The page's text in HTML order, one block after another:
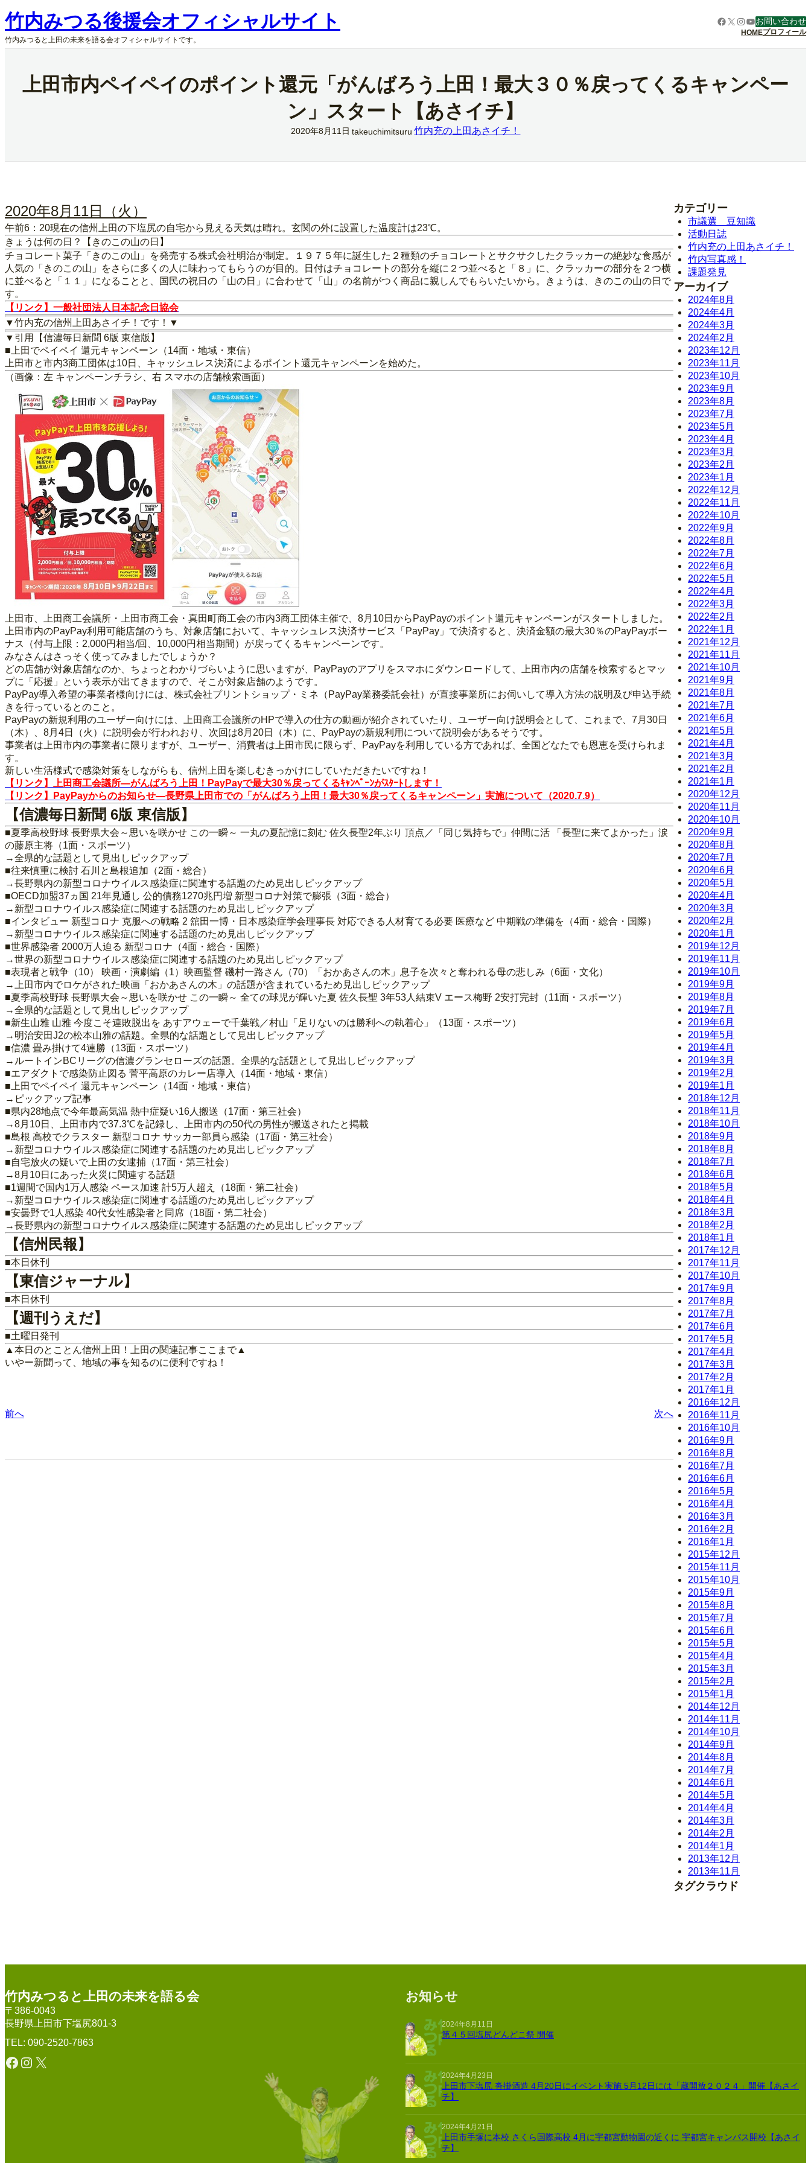
内
容
を
ス
竹内みつる後援会オフィシャルサイト
竹内みつると上田の未来を語る会オフィシャルサイトです。
Facebook
X Instagram
YouTube
お問い合わせ
HOMEプロフィール
上田市内ペイペイのポイント還元「がんばろう上田！最大３０％戻ってくるキャンペー
ン」スタート【あさイチ】
2020年8月11日 takeuchimitsuru 竹内充の上田あさイチ！
2020年8月11日（火）
午前6：20現在の信州上田の下塩尻の自宅から見える天気は晴れ。玄関の外に設置した温度計は23℃。
きょうは何の日？【きのこの山の日】
チョコレート菓子「きのこの山」を発売する株式会社明治が制定。１９７５年に誕生した２種類のチョコレートとサクサクしたクラッカーの絶妙な食感が
人気の「きのこの山」をさらに多くの人に味わってもらうのが目的。日付はチョコレートの部分を縦に２つ並べると「８」に、クラッカーの部分を２つ横
に並べると「１１」になることと、国民の祝日の「山の日」に合わせて「山」の名前がつく商品に親しんでもらいたいから。きょうは、きのこの山の日で
す。
【リンク】一般社団法人日本記念日協会
▼竹内充の信州上田あさイチ！です！▼
▼引用【信濃毎日新聞 6版 東信版】
■上田でペイペイ 還元キャンペーン（14面・地域・東信）
上田市と市内3商工団体は10日、キャッシュレス決済によるポイント還元キャンペーンを始めた。
（画像：左 キャンペーンチラシ、右 スマホの店舗検索画面）
上田市、上田商工会議所・上田市商工会・真田町商工会の市内3商工団体主催で、8月10日からPayPayのポイント還元キャンペーンがスタートしました。
上田市内のPayPay利用可能店舗のうち、対象店舗において、キャッシュレス決済サービス「PayPay」で決済すると、決済金額の最大30％のPayPayボー
ナス（付与上限：2,000円相当/回、10,000円相当期間）が戻ってくるキャンペーンです。
みなさんはさっそく使ってみましたでしょうか？
どの店舗が対象店舗なのか、ちょっとわかりづらいように思いますが、PayPayのアプリをスマホにダウンロードして、上田市内の店舗を検索するとマッ
プに「応援」という表示が出てきますので、そこが対象店舗のようです。
PayPay導入希望の事業者様向けには、株式会社プリントショップ・ミネ（PayPay業務委託会社）が直接事業所にお伺いして導入方法の説明及び申込手続
きを行っているとのこと。
PayPayの新規利用のユーザー向けには、上田商工会議所のHPで導入の仕方の動画が紹介されていたり、ユーザー向け説明会として、これまで、7月30日
（木）、8月4日（火）に説明会が行われおり、次回は8月20日（木）に、PayPayの新規利用について説明会があるそうです。
事業者は上田市内の事業者に限りますが、ユーザー、消費者は上田市民に限らず、PayPayを利用している方であれば、全国どなたでも恩恵を受けられま
す。
新しい生活様式で感染対策をしながらも、信州上田を楽しむきっかけにしていただきたいですね！
【リンク】上田商工会議所―がんばろう上田！PayPayで最大30％戻ってくるｷｬﾝﾍﾟｰﾝがｽﾀｰﾄします！
【リンク】PayPayからのお知らせ―長野県上田市での「がんばろう上田！最大30％戻ってくるキャンペーン」実施について（2020.7.9）
【信濃毎日新聞 6版 東信版】
■夏季高校野球 長野県大会～思いを咲かせ この一瞬～ 一丸の夏記憶に刻む 佐久長聖2年ぶり 頂点／「同じ気持ちで」仲間に活 「長聖に来てよかった」涙
の藤原主将（1面・スポーツ）
→全県的な話題として見出しピックアップ
■往来慎重に検討 石川と島根追加（2面・総合）
→長野県内の新型コロナウイルス感染症に関連する話題のため見出しピックアップ
■OECD加盟37ヵ国 21年見通し 公的債務1270兆円増 新型コロナ対策で膨張（3面・総合）
→新型コロナウイルス感染症に関連する話題のため見出しピックアップ
■インタビュー 新型コロナ 克服への戦略 2 舘田一博・日本感染症学会理事長 対応できる人材育てる必要 医療など 中期戦の準備を（4面・総合・国際）
→新型コロナウイルス感染症に関連する話題のため見出しピックアップ
■世界感染者 2000万人迫る 新型コロナ（4面・総合・国際）
→世界の新型コロナウイルス感染症に関連する話題のため見出しピックアップ
■表現者と戦争（10） 映画・演劇編（1）映画監督 磯村一路さん（70）「おかあさんの木」息子を次々と奪われる母の悲しみ（6面・文化）
→上田市内でロケがされた映画「おかあさんの木」の話題が含まれているため見出しピックアップ
■夏季高校野球 長野県大会～思いを咲かせ この一瞬～ 全ての球児が輝いた夏 佐久長聖 3年53人結束V エース梅野 2安打完封（11面・スポーツ）
→全県的な話題として見出しピックアップ
■新生山雅 山雅 今度こそ連敗脱出を あすアウェーで千葉戦／村山「足りないのは勝利への執着心」（13面・スポーツ）
→明治安田J2の松本山雅の話題。全県的な話題として見出しピックアップ
■信濃 畳み掛けて4連勝（13面・スポーツ）
→ルートインBCリーグの信濃グランセローズの話題。全県的な話題として見出しピックアップ
■エアダクトで感染防止図る 菅平高原のカレー店導入（14面・地域・東信）
■上田でペイペイ 還元キャンペーン（14面・地域・東信）
→ピックアップ記事
■県内28地点で今年最高気温 熱中症疑い16人搬送（17面・第三社会）
→8月10日、上田市内で37.3℃を記録し、上田市内の50代の男性が搬送されたと掲載
■島根 高校でクラスター 新型コロナ サッカー部員ら感染（17面・第三社会）
→新型コロナウイルス感染症に関連する話題のため見出しピックアップ
■自宅放火の疑いで上田の女逮捕（17面・第三社会）
→8月10日にあった火災に関連する話題
■1週間で国内1万人感染 ペース加速 計5万人超え（18面・第二社会）
→新型コロナウイルス感染症に関連する話題のため見出しピックアップ
■安曇野で1人感染 40代女性感染者と同席（18面・第二社会）
→長野県内の新型コロナウイルス感染症に関連する話題のため見出しピックアップ
【信州民報】
■本日休刊
【東信ジャーナル】
■本日休刊
【週刊うえだ】
■土曜日発刊
▲本日のとことん信州上田！上田の関連記事ここまで▲
いやー新聞って、地域の事を知るのに便利ですね！
前へ 次へ
カテゴリー
市議選 豆知識
活動日誌
竹内充の上田あさイチ！
竹内写真感！
課題発見
アーカイブ
2024年8月
2024年4月
2024年3月
2024年2月
2023年12月
2023年11月
2023年10月
2023年9月
2023年8月
2023年7月
2023年5月
2023年4月
2023年3月
2023年2月
2023年1月
2022年12月
2022年11月
2022年10月
2022年9月
2022年8月
2022年7月
2022年6月
2022年5月
2022年4月
2022年3月
2022年2月
2022年1月
2021年12月
2021年11月
2021年10月
2021年9月
2021年8月
2021年7月
2021年6月
2021年5月
2021年4月
2021年3月
2021年2月
2021年1月
2020年12月
2020年11月
2020年10月
2020年9月
2020年8月
2020年7月
2020年6月
2020年5月
2020年4月
2020年3月
2020年2月
2020年1月
2019年12月
2019年11月
2019年10月
2019年9月
2019年8月
2019年7月
2019年6月
2019年5月
2019年4月
2019年3月
2019年2月
2019年1月
2018年12月
2018年11月
2018年10月
2018年9月
2018年8月
2018年7月
2018年6月
2018年5月
2018年4月
2018年3月
2018年2月
2018年1月
2017年12月
2017年11月
2017年10月
2017年9月
2017年8月
2017年7月
2017年6月
2017年5月
2017年4月
2017年3月
2017年2月
2017年1月
2016年12月
2016年11月
2016年10月
2016年9月
2016年8月
2016年7月
2016年6月
2016年5月
2016年4月
2016年3月
2016年2月
2016年1月
2015年12月
2015年11月
2015年10月
2015年9月
2015年8月
2015年7月
2015年6月
2015年5月
2015年4月
2015年3月
2015年2月
2015年1月
2014年12月
2014年11月
2014年10月
2014年9月
2014年8月
2014年7月
2014年6月
2014年5月
2014年4月
2014年3月
2014年2月
2014年1月
2013年12月
2013年11月
タグクラウド
竹内みつると上田の未来を語る会
〒386-0043
長野県上田市下塩尻801-3
TEL: 090-2520-7863
Facebook Instagram X
お知らせ
2024年8月11日
第４５回塩尻どんどこ祭 開催
2024年4月23日
上田市下塩尻 沓掛酒造 4月20日にイベント実施 5月12日には「蔵開放２０２４」開催【あさイ
チ】
2024年4月21日
上田市手塚に本校 さくら国際高校 4月に宇都宮動物園の近くに 宇都宮キャンパス開校【あさイ
チ】